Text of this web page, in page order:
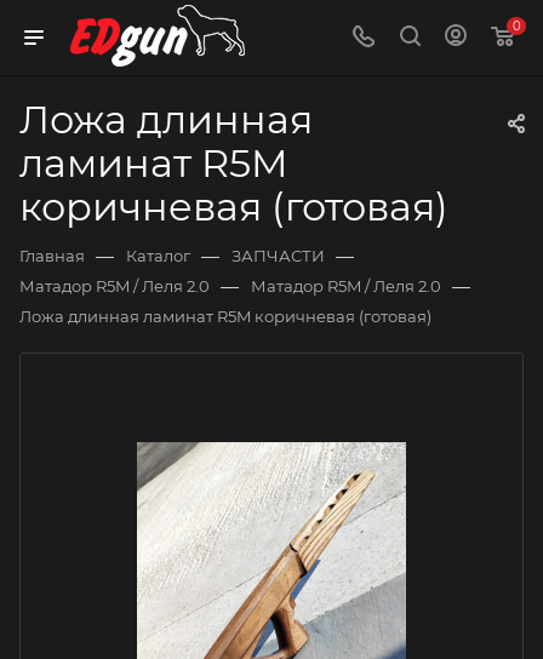
0
Ложа длинная
ламинат R5M
коричневая (готовая)
Главная — Каталог — ЗАПЧАСТИ —
Матадор R5M / Леля 2.0 — Матадор R5M / Леля 2.0 —
Ложа длинная ламинат R5M коричневая (готовая)